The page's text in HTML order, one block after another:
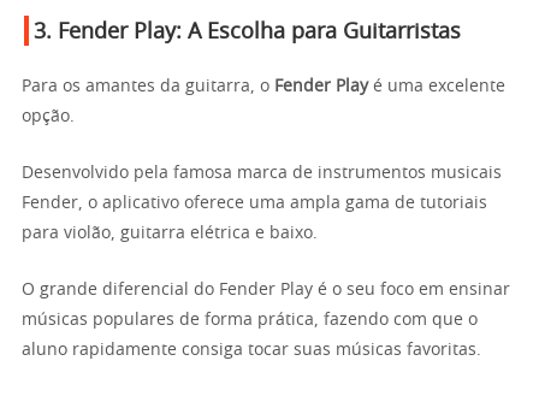
3. Fender Play: A Escolha para Guitarristas
Para os amantes da guitarra, o Fender Playé uma excelente
opção.
Desenvolvido pela famosa marca de instrumentos musicais
Fender, o aplicativo oferece uma ampla gama de tutoriais
para violão, guitarra elétrica e baixo.
O grande diferencial do Fender Play é o seu foco em ensinar
músicas populares de forma prática, fazendo com que o
aluno rapidamente consiga tocar suas músicas favoritas.